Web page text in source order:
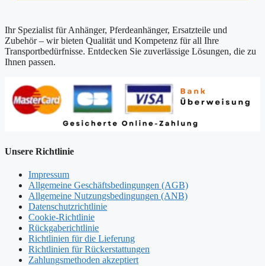
Ihr Spezialist für Anhänger, Pferdeanhänger, Ersatzteile und
Zubehör – wir bieten Qualität und Kompetenz für all Ihre
Transportbedürfnisse. Entdecken Sie zuverlässige Lösungen, die zu
Ihnen passen.
Unsere Richtlinie
Impressum
Allgemeine Geschäftsbedingungen (AGB)
Allgemeine Nutzungsbedingungen (ANB)
Datenschutzrichtlinie
Cookie-Richtlinie
Rückgaberichtlinie
Richtlinien für die Lieferung
Richtlinien für Rückerstattungen
Zahlungsmethoden akzeptiert